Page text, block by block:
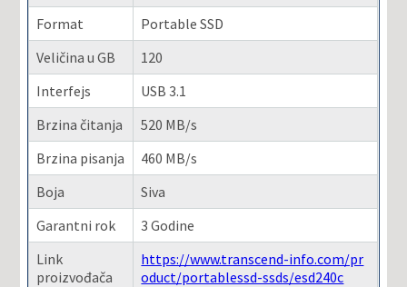
Format
Portable SSD
Veličina u GB
120
Interfejs
USB 3.1
Brzina čitanja
520 MB/s
Brzina pisanja
460 MB/s
Boja
Siva
Garantni rok
3 Godine
Link
proizvođača
https://www.transcend-info.com/pr
oduct/portablessd-ssds/esd240c